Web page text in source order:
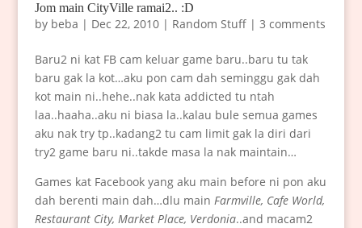
Jom main CityVille ramai2.. :D
by beba | Dec 22, 2010| Random Stuff| 3 comments
Baru2 ni kat FB cam keluar game baru..baru tu tak
baru gak la kot…aku pon cam dah seminggu gak dah
kot main ni..hehe..nak kata addicted tu ntah
laa..haaha..aku ni biasa la..kalau bule semua games
aku nak try tp..kadang2 tu cam limit gak la diri dari
try2 game baru ni..takde masa la nak maintain…
Games kat Facebook yang aku main before ni pon aku
dah berenti main dah…dlu main Farmville, Cafe World,
Restaurant City, Market Place, Verdonia..and macam2